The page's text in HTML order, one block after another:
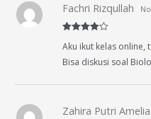
out of 5
Fachri Rizqullah
Aku ikut kelas online,
Bisa diskusi soal
Zahira Putri Amelia